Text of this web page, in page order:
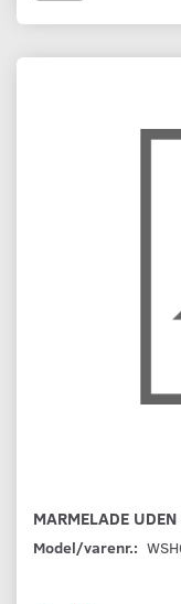
MARMELADE
Model/varenr.: